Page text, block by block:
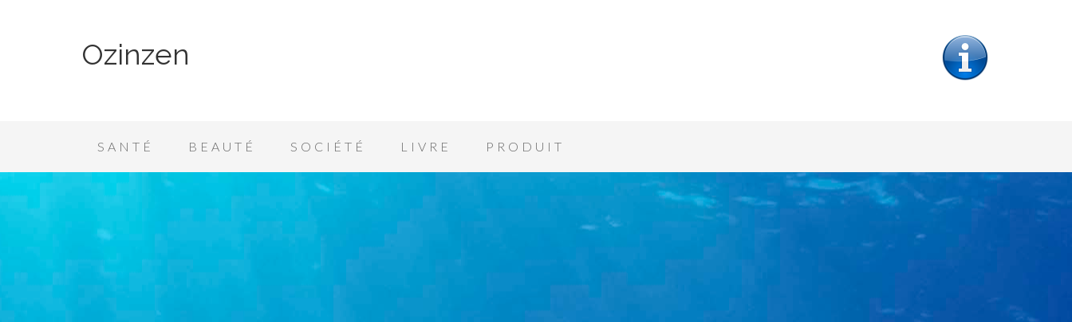
Ozinzen
SANTÉ BEAUTÉ SOCIÉTÉ LIVRE PRODUIT